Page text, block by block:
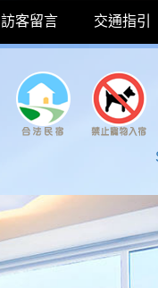
訪客留言 交通指引